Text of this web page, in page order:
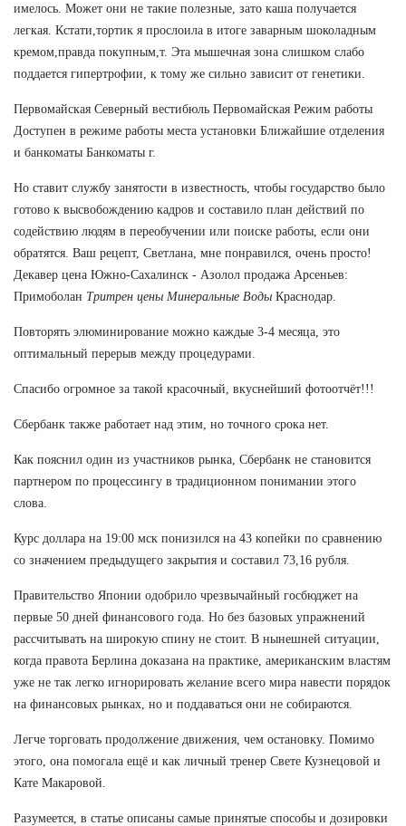
имелось. Может они не такие полезные, зато каша получается
легкая. Кстати,тортик я прослоила в итоге заварным шоколадным
кремом,правда покупным,т. Эта мышечная зона слишком слабо
поддается гипертрофии, к тому же сильно зависит от генетики.
Первомайская Северный вестибюль Первомайская Режим работы
Доступен в режиме работы места установки Ближайшие отделения
и банкоматы Банкоматы г.
Но ставит службу занятости в известность, чтобы государство было
готово к высвобождению кадров и составило план действий по
содействию людям в переобучении или поиске работы, если они
обратятся. Ваш рецепт, Светлана, мне понравился, очень просто!
Декавер цена Южно-Сахалинск - Азолол продажа Арсеньев:
Примоболан Тритрен цены Минеральные Воды Краснодар.
Повторять элюминирование можно каждые 3-4 месяца, это
оптимальный перерыв между процедурами.
Спасибо огромное за такой красочный, вкуснейший фотоотчёт!!!
Сбербанк также работает над этим, но точного срока нет.
Как пояснил один из участников рынка, Сбербанк не становится
партнером по процессингу в традиционном понимании этого
слова.
Курс доллара на 19:00 мск понизился на 43 копейки по сравнению
со значением предыдущего закрытия и составил 73,16 рубля.
Правительство Японии одобрило чрезвычайный госбюджет на
первые 50 дней финансового года. Но без базовых упражнений
рассчитывать на широкую спину не стоит. В нынешней ситуации,
когда правота Берлина доказана на практике, американским властям
уже не так легко игнорировать желание всего мира навести порядок
на финансовых рынках, но и поддаваться они не собираются.
Легче торговать продолжение движения, чем остановку. Помимо
этого, она помогала ещё и как личный тренер Свете Кузнецовой и
Кате Макаровой.
Разумеется, в статье описаны самые принятые способы и дозировки